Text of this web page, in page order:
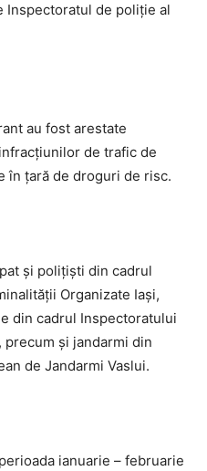
Inspectoratul de poliţie al
au fost arestate
de trafic de
în ţară de droguri de risc.
şi poliţişti din cadrul
Organizate Iaşi,
din cadrul Inspectoratului
şi jandarmi din
de Jandarmi Vaslui.
ianuarie – februarie